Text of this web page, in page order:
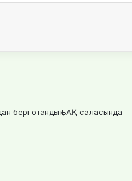
бері отандық БАҚ саласында